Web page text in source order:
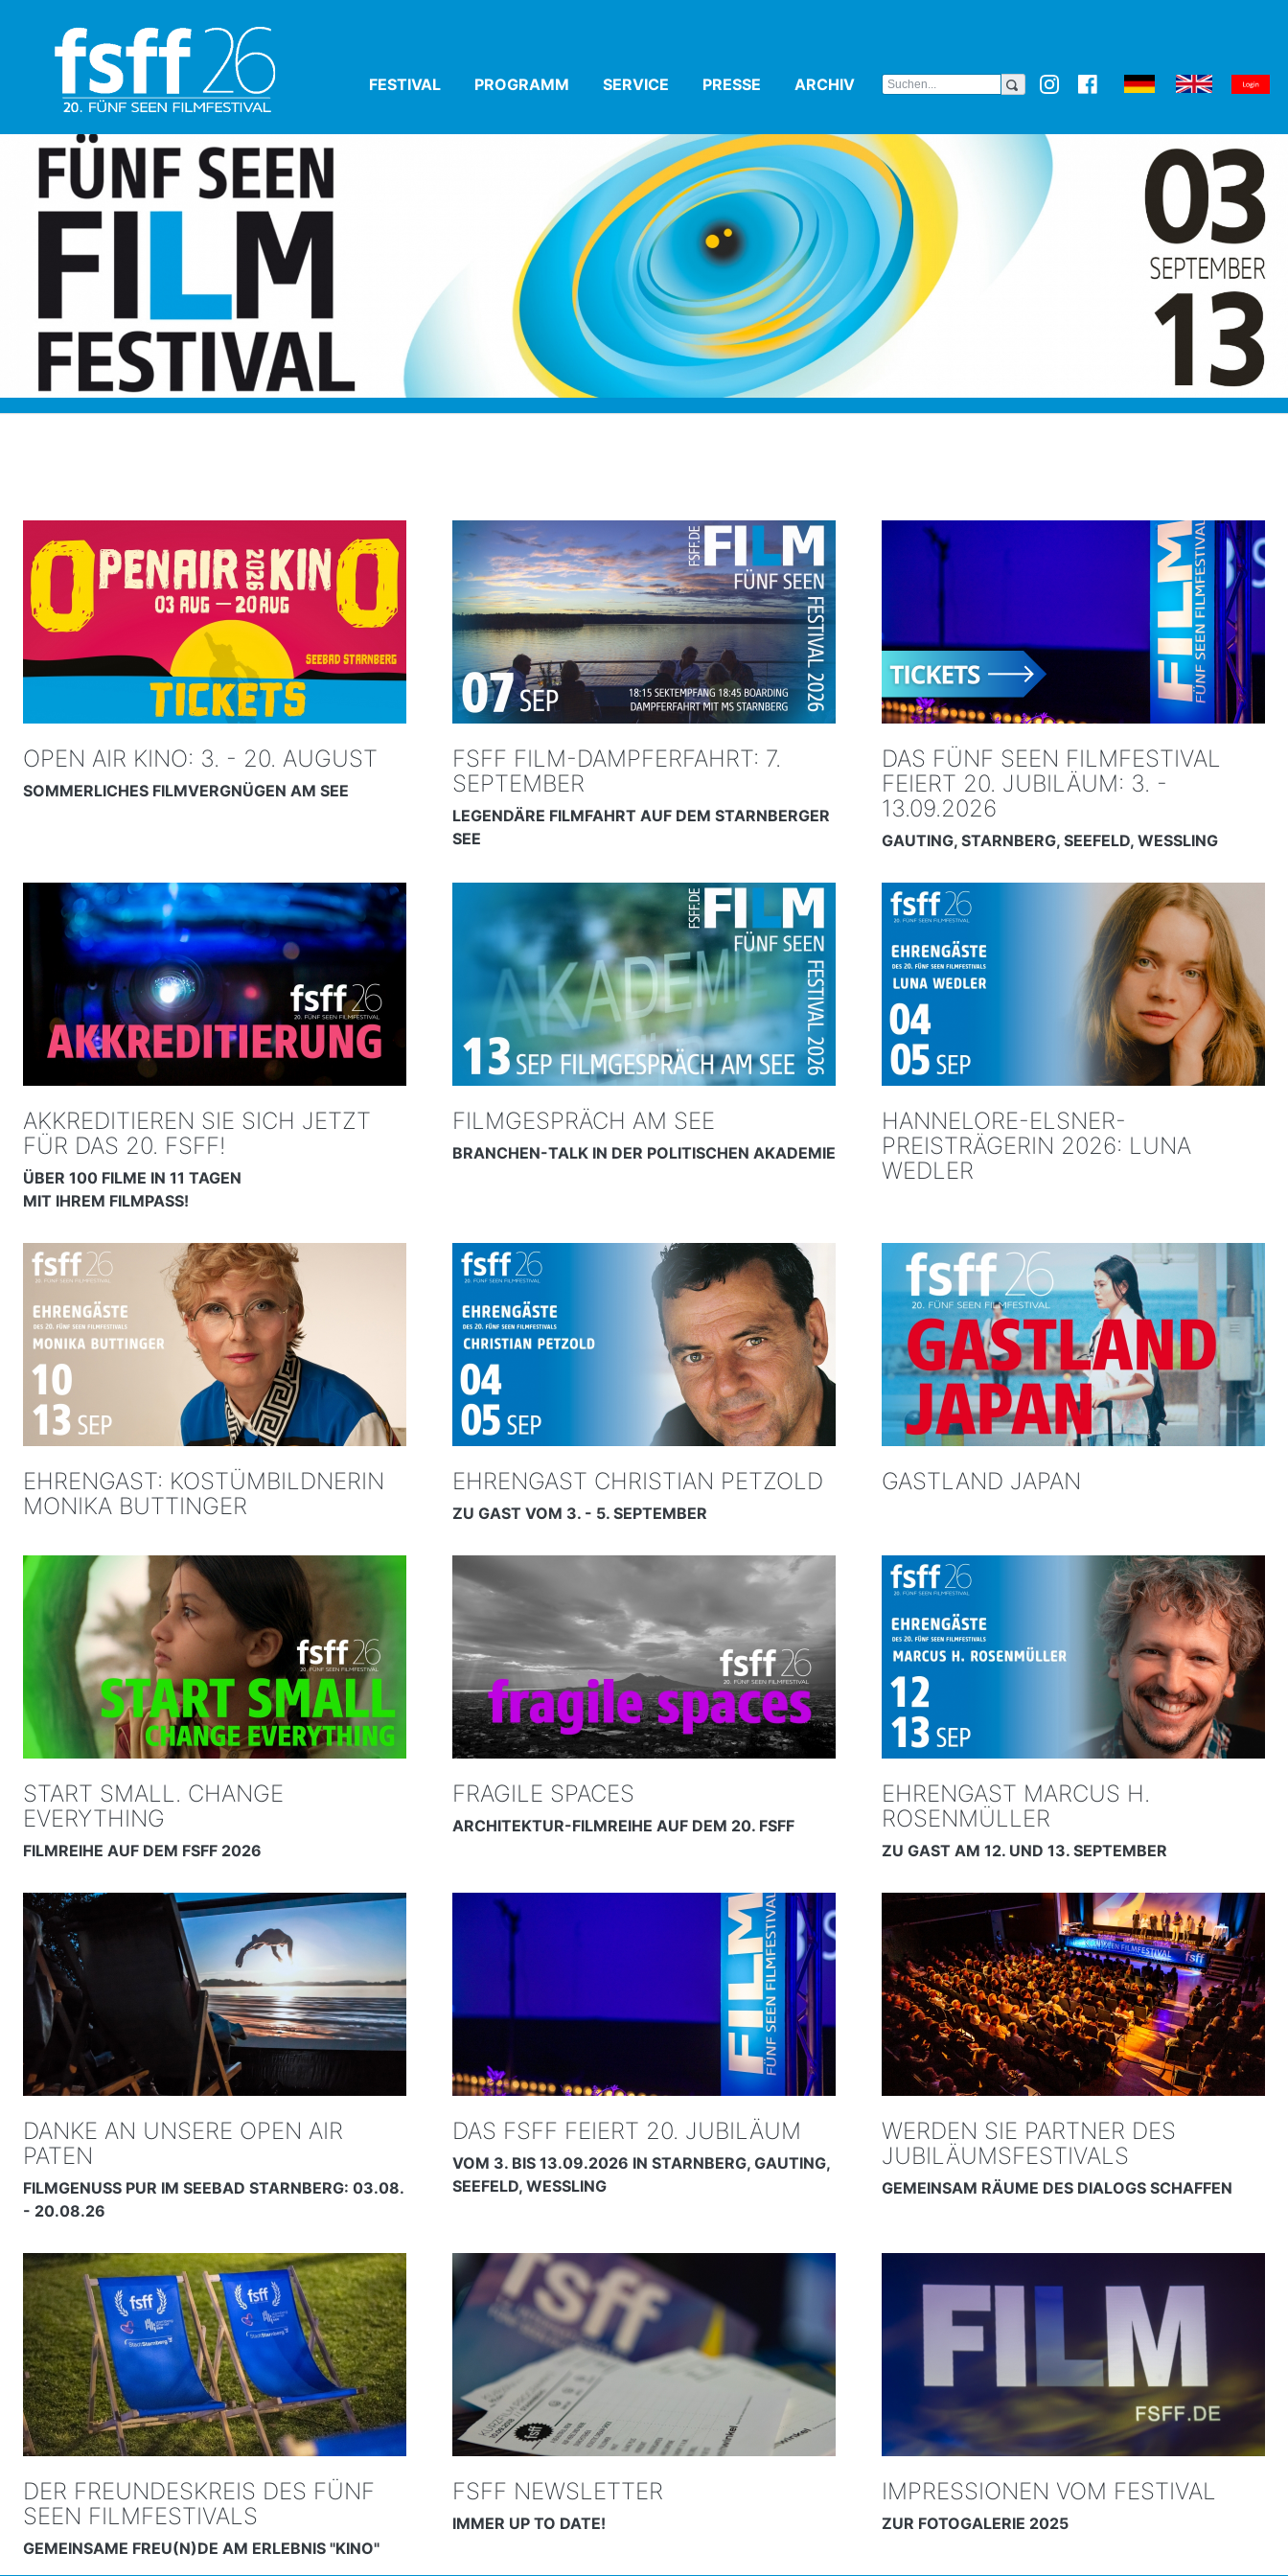
FESTIVAL(CURRENT)
PROGRAMM (CURRENT)
SERVICE (CURRENT)
PRESSE (CURRENT)
ARCHIV (CURRENT)
OPEN AIR KINO: 3. - 20. AUGUST
SOMMERLICHES FILMVERGNÜGEN AM SEE
FSFF FILM-DAMPFERFAHRT: 7.
SEPTEMBER
LEGENDÄRE FILMFAHRT AUF DEM STARNBERGER
SEE
DAS FÜNF SEEN FILMFESTIVAL
FEIERT 20. JUBILÄUM: 3. -
13.09.2026
GAUTING, STARNBERG, SEEFELD, WESSLING
AKKREDITIEREN SIE SICH JETZT
FÜR DAS 20. FSFF!
ÜBER 100 FILME IN 11 TAGEN
MIT IHREM FILMPASS!
FILMGESPRÄCH AM SEE
BRANCHEN-TALK IN DER POLITISCHEN AKADEMIE
HANNELORE-ELSNER-
PREISTRÄGERIN 2026: LUNA
WEDLER
EHRENGAST: KOSTÜMBILDNERIN
MONIKA BUTTINGER
EHRENGAST CHRISTIAN PETZOLD
ZU GAST VOM 3. - 5. SEPTEMBER
GASTLAND JAPAN
START SMALL. CHANGE
EVERYTHING
FILMREIHE AUF DEM FSFF 2026
FRAGILE SPACES
ARCHITEKTUR-FILMREIHE AUF DEM 20. FSFF
EHRENGAST MARCUS H.
ROSENMÜLLER
ZU GAST AM 12. UND 13. SEPTEMBER
DANKE AN UNSERE OPEN AIR
PATEN
FILMGENUSS PUR IM SEEBAD STARNBERG: 03.08.
- 20.08.26
DAS FSFF FEIERT 20. JUBILÄUM
VOM 3. BIS 13.09.2026 IN STARNBERG, GAUTING,
SEEFELD, WESSLING
WERDEN SIE PARTNER DES
JUBILÄUMSFESTIVALS
GEMEINSAM RÄUME DES DIALOGS SCHAFFEN
DER FREUNDESKREIS DES FÜNF
SEEN FILMFESTIVALS
GEMEINSAME FREU(N)DE AM ERLEBNIS "KINO"
FSFF NEWSLETTER
IMMER UP TO DATE!
IMPRESSIONEN VOM FESTIVAL
ZUR FOTOGALERIE 2025